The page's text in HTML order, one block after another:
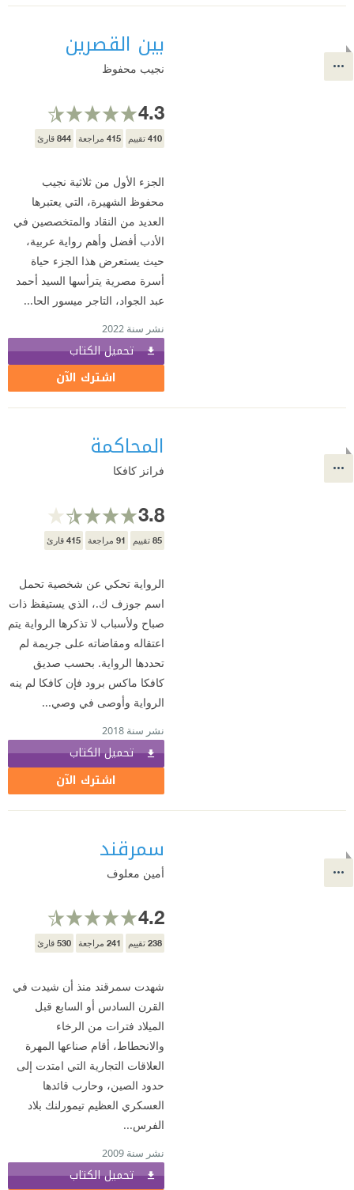
بين القصرين
نجيب محفوظ
4.3
410 تقييم 415 مراجعة 844 قارئ
الجزء الأول من ثلاثية نجيب
محفوظ الشهيرة، التي يعتبرها
العديد من النقاد والمتخصصين في
الأدب أفضل وأهم رواية عربية،
حيث يستعرض هذا الجزء حياة
أسرة مصرية يترأسها السيد أحمد
عبد الجواد، التاجر ميسور الحا...
نشر سنة 2022
تحميل الكتاب
اشترك الآن
المحاكمة
فرانز كافكا
3.8
85 تقييم 91 مراجعة 415 قارئ
الرواية تحكي عن شخصية تحمل
اسم جوزف ك.، الذي يستيقظ ذات
صباح ولأسباب لا تذكرها الرواية يتم
اعتقاله ومقاضاته على جريمة لم
تحددها الرواية. بحسب صديق
كافكا ماكس برود فإن كافكا لم ينه
الرواية وأوصى في وصي...
نشر سنة 2018
تحميل الكتاب
اشترك الآن
سمرقند
أمين معلوف
4.2
238 تقييم 241 مراجعة 530 قارئ
شهدت سمرقند منذ أن شيدت في
القرن السادس أو السابع قبل
الميلاد فترات من الرخاء
والانحطاط، أقام صناعها المهرة
العلاقات التجارية التي امتدت إلى
حدود الصين، وحارب قائدها
العسكري العظيم تيمورلنك بلاد
الفرس...
نشر سنة 2009
تحميل الكتاب